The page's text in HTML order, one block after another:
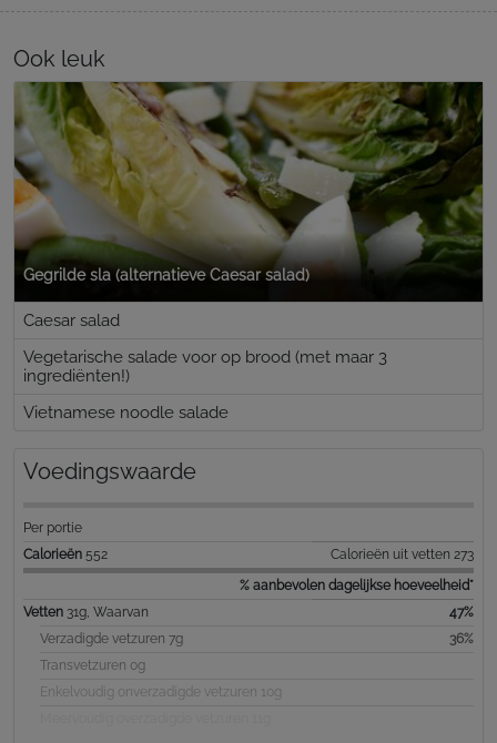
Ook leuk
Gegrilde sla (alternatieve Caesar salad)
Caesar salad
Vegetarische salade voor op brood (met maar 3
ingrediënten!)
Vietnamese noodle salade
Voedingswaarde
Per portie
Calorieën 552
Calorieën uit vetten 273
% aanbevolen dagelijkse hoeveelheid*
Vetten 31g, Waarvan
47%
Verzadigde vetzuren 7g
36%
Transvetzuren 0g
Enkelvoudig onverzadigde vetzuren 10g